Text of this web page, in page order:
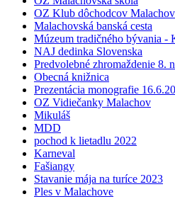
OZ Klub dôchodcov
Malachovská banská cesta
Múzeum tradičného bývania -
NAJ dedinka Slovenska
Predvolebné zhromaždenie 8.
Obecná knižnica
Prezentácia monografie
OZ Vidiečanky Malachov
Mikuláš
MDD
pochod k lietadlu 2022
Karneval
Fašiangy
Stavanie mája na turíce 2023
Ples v Malachove